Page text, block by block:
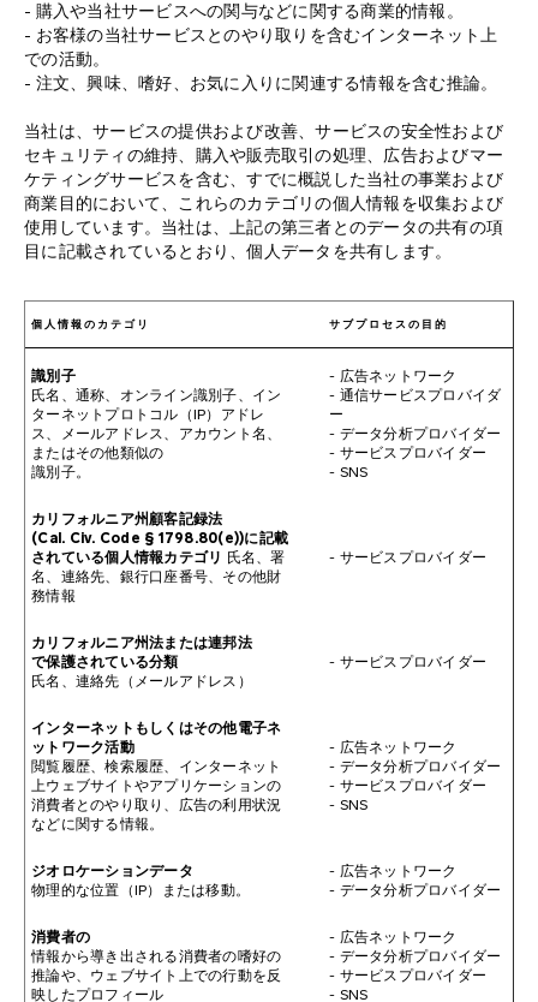
- 購入や当社サービスへの関与などに関する商業的情報。
- お客様の当社サービスとのやり取りを含むインターネット上
での活動。
- 注文、興味、嗜好、お気に入りに関連する情報を含む推論。
当社は、サービスの提供および改善、サービスの安全性および
セキュリティの維持、購入や販売取引の処理、広告およびマー
ケティングサービスを含む、すでに概説した当社の事業および
商業目的において、これらのカテゴリの個人情報を収集および
使用しています。当社は、上記の第三者とのデータの共有の項
目に記載されているとおり、個人データを共有します。
個人情報のカテゴリ サブプロセスの目的
識別子
氏名、通称、オンライン識別子、イン
ターネットプロトコル（IP）アドレ
ス、メールアドレス、アカウント名、
またはその他類似の
識別子。
- 広告ネットワーク
- 通信サービスプロバイダ
ー
- データ分析プロバイダー
- サービスプロバイダー
- SNS
カリフォルニア州顧客記録法
(Cal. Civ. Code § 1798.80(e))に記載
されている個人情報カテゴリ 氏名、署
名、連絡先、銀行口座番号、その他財
務情報
- サービスプロバイダー
カリフォルニア州法または連邦法
で保護されている分類
氏名、連絡先（メールアドレス）
- サービスプロバイダー
インターネットもしくはその他電子ネ
ットワーク活動
閲覧履歴、検索履歴、インターネット
上ウェブサイトやアプリケーションの
消費者とのやり取り、広告の利用状況
などに関する情報。
- 広告ネットワーク
- データ分析プロバイダー
- サービスプロバイダー
- SNS
ジオロケーションデータ
物理的な位置（IP）または移動。
- 広告ネットワーク
- データ分析プロバイダー
消費者の
情報から導き出される消費者の嗜好の
推論や、ウェブサイト上での行動を反
映したプロフィール
- 広告ネットワーク
- データ分析プロバイダー
- サービスプロバイダー
- SNS